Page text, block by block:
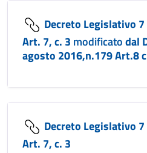
Decreto Legislativo
Art. 7, c. 3 modificatodal
agosto 2016,n.179 Art.8
Decreto Legislativo
Art. 7, c. 3